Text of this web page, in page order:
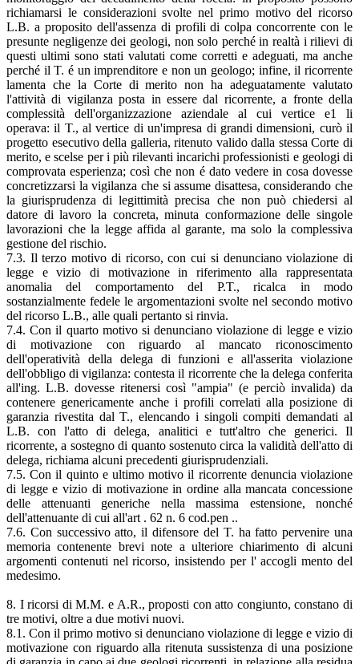
richiamarsi le considerazioni svolte nel primo motivo del ricorso
L.B. a proposito dell'assenza di profili di colpa concorrente con le
presunte negligenze dei geologi, non solo perché in realtà i rilievi di
questi ultimi sono stati valutati come corretti e adeguati, ma anche
perché il T. é un imprenditore e non un geologo; infine, il ricorrente
lamenta che la Corte di merito non ha adeguatamente valutato
l'attività di vigilanza posta in essere dal ricorrente, a fronte della
complessità dell'organizzazione aziendale al cui vertice e1 li
operava: il T., al vertice di un'impresa di grandi dimensioni, curò il
progetto esecutivo della galleria, ritenuto valido dalla stessa Corte di
merito, e scelse per i più rilevanti incarichi professionisti e geologi di
comprovata esperienza; così che non é dato vedere in cosa dovesse
concretizzarsi la vigilanza che si assume disattesa, considerando che
la giurisprudenza di legittimità precisa che non può chiedersi al
datore di lavoro la concreta, minuta conformazione delle singole
lavorazioni che la legge affida al garante, ma solo la complessiva
gestione del rischio.
7.3. Il terzo motivo di ricorso, con cui si denunciano violazione di
legge e vizio di motivazione in riferimento alla rappresentata
anomalia del comportamento del P.T., ricalca in modo
sostanzialmente fedele le argomentazioni svolte nel secondo motivo
del ricorso L.B., alle quali pertanto si rinvia.
7.4. Con il quarto motivo si denunciano violazione di legge e vizio
di motivazione con riguardo al mancato riconoscimento
dell'operatività della delega di funzioni e all'asserita violazione
dell'obbligo di vigilanza: contesta il ricorrente che la delega conferita
all'ing. L.B. dovesse ritenersi così "ampia" (e perciò invalida) da
contenere genericamente anche i profili correlati alla posizione di
garanzia rivestita dal T., elencando i singoli compiti demandati al
L.B. con l'atto di delega, analitici e tutt'altro che generici. Il
ricorrente, a sostegno di quanto sostenuto circa la validità dell'atto di
delega, richiama alcuni precedenti giurisprudenziali.
7.5. Con il quinto e ultimo motivo il ricorrente denuncia violazione
di legge e vizio di motivazione in ordine alla mancata concessione
delle attenuanti generiche nella massima estensione, nonché
dell'attenuante di cui all'art . 62 n. 6 cod.pen ..
7.6. Con successivo atto, il difensore del T. ha fatto pervenire una
memoria contenente brevi note a ulteriore chiarimento di alcuni
argomenti contenuti nel ricorso, insistendo per l' accogli mento del
medesimo.
8. I ricorsi di M.M. e A.R., proposti con atto congiunto, constano di
tre motivi, oltre a due motivi nuovi.
8.1. Con il primo motivo si denunciano violazione di legge e vizio di
motivazione con riguardo alla ritenuta sussistenza di una posizione